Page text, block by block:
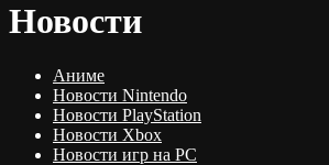
Новости
Аниме
Новости Nintendo
Новости PlayStation
Новости Xbox
Новости игр на PC